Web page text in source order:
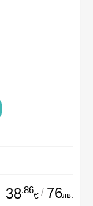
38.86
€ / 76лв.